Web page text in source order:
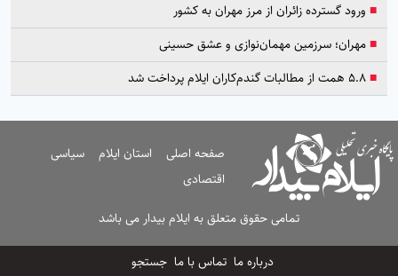
■ ورود گسترده زائران از مرز مهران به کشور
■مهران؛ سرزمین مهمان‌نوازی و عشق حسینی
■۵.۸ همت از مطالبات گندم‌کاران ایلام پرداخت شد
صفحه اصلی استان ایلام
سیاسی
اقتصادی
تمامی حقوق متعلق به ایلام بیدار می باشد
درباره ما تماس با ما جستجو